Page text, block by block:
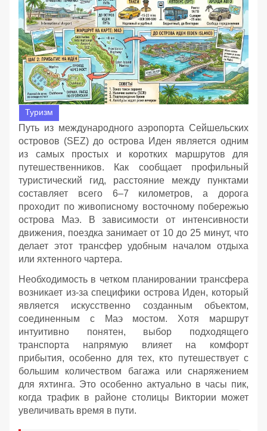
Туризм
Путь из международного аэропорта Сейшельских
островов (SEZ) до острова Иден является одним
из самых простых и коротких маршрутов для
путешественников. Как сообщает профильный
туристический гид, расстояние между пунктами
составляет всего 6–7 километров, а дорога
проходит по живописному восточному побережью
острова Маэ. В зависимости от интенсивности
движения, поездка занимает от 10 до 25 минут, что
делает этот трансфер удобным началом отдыха
или яхтенного чартера.
Необходимость в четком планировании трансфера
возникает из-за специфики острова Иден, который
является искусственно созданным объектом,
соединенным с Маэ мостом. Хотя маршрут
интуитивно понятен, выбор подходящего
транспорта напрямую влияет на комфорт
прибытия, особенно для тех, кто путешествует с
большим количеством багажа или снаряжением
для яхтинга. Это особенно актуально в часы пик,
когда трафик в районе столицы Виктории может
увеличивать время в пути.